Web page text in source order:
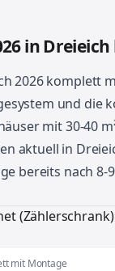
in
2026 komplett
und
mit 30-40
aktuell in
bereits nach 8-9
mit Montage